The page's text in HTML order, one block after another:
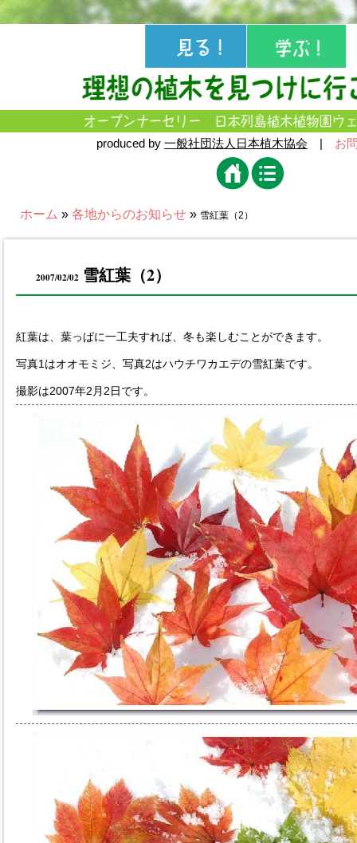
produced by 一般社団法人日本植木協会 | お
ホーム » 各地からのお知らせ » 雪紅葉（2）
2007/02/02 雪紅葉（2）
紅葉は、葉っぱに一工夫すれば、冬も楽しむことができます。
写真1はオオモミジ、写真2はハウチワカエデの雪紅葉です。
撮影は2007年2月2日です。